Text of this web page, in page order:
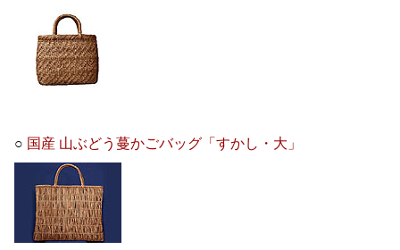
○ 国産 山ぶどう蔓かごバッグ「すかし・大」